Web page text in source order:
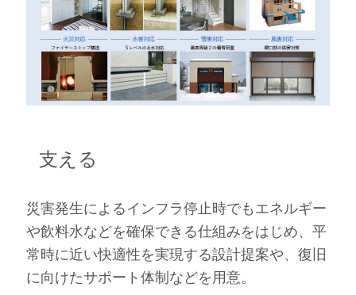
支える
災害発生によるインフラ停止時でもエネルギー
や飲料水などを確保できる仕組みをはじめ、平
常時に近い快適性を実現する設計提案や、復旧
に向けたサポート体制などを用意。